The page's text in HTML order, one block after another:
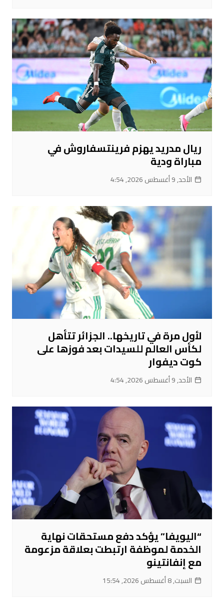
ريال مدريد يهزم فرينتسفاروش في
مباراة ودية
الأحد, 9 أغسطس 2026, 4:54
لأول مرة في تاريخها.. الجزائر تتأهل
لكأس العالم للسيدات بعد فوزها على
كوت ديفوار
الأحد, 9 أغسطس 2026, 4:54
“اليويفا” يؤكد دفع مستحقات نهاية
الخدمة لموظفة ارتبطت بعلاقة مزعومة
مع إنفانتينو
السبت, 8 أغسطس 2026, 15:54